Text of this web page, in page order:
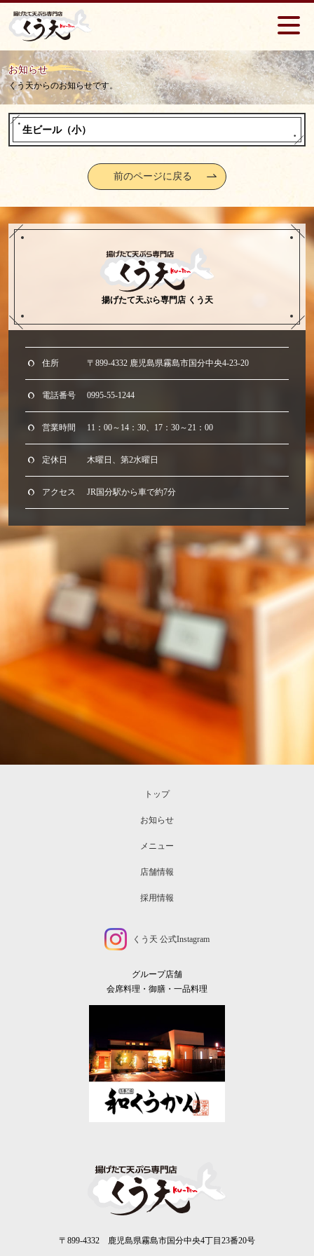
お知らせ
くう天からのお知らせです。
生ビール（小）
前のページに戻る
揚げたて天ぷら専門店 くう天
住所 〒899-4332 鹿児島県霧島市国分中央4-23-20
電話番号 0995-55-1244
営業時間 11：00～14：30、17：30～21：00
定休日 木曜日、第2水曜日
アクセス JR国分駅から車で約7分
〒899-4332 鹿児島県霧島市国分中央4丁目23番20号
トップ
お知らせ
メニュー
店舗情報
採用情報
くう天 公式Instagram
グループ店舗
会席料理・御膳・一品料理